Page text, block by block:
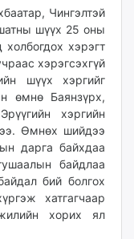
Чингэлтэй
шүүх 25 оны
хэрэгт
хэрэгсэхгүй
шүүх хэргийг
өмнө Баянзүрх,
хэргийн
Өмнөх шийдээ
дарга байхдаа
байдлаа
бий болгох
хатгагчаар
хорих ял